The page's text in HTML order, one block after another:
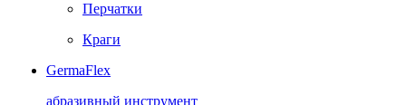
Перчатки
Краги
GermaFlex
абразивный инструмент